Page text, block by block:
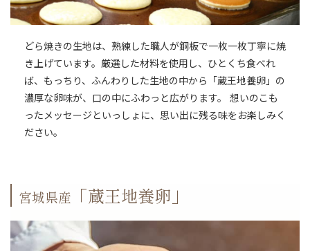
どら焼きの生地は、熟練した職人が銅板で一枚一枚丁寧に焼
き上げています。厳選した材料を使用し、ひとくち食べれ
ば、もっちり、ふんわりした生地の中から「蔵王地養卵」の
濃厚な卵味が、口の中にふわっと広がります。 想いのこも
ったメッセージといっしょに、思い出に残る味をお楽しみく
ださい。
宮城県産 「蔵王地養卵」